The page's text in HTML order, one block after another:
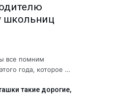
школьниц
все помним
года, которое …
такие дорогие,